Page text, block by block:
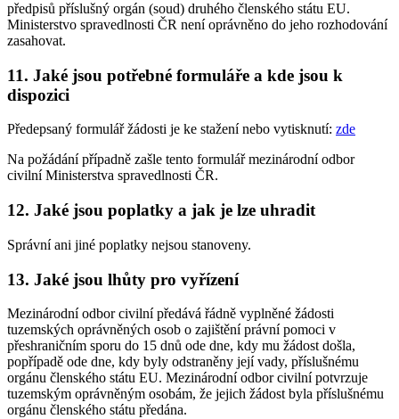
předpisů příslušný orgán (soud) druhého členského státu EU.
Ministerstvo spravedlnosti ČR není oprávněno do jeho rozhodování
zasahovat.
11. Jaké jsou potřebné formuláře a kde jsou k
dispozici
Předepsaný formulář žádosti je ke stažení nebo vytisknutí: zde
Na požádání případně zašle tento formulář mezinárodní odbor
civilní Ministerstva spravedlnosti ČR.
12. Jaké jsou poplatky a jak je lze uhradit
Správní ani jiné poplatky nejsou stanoveny.
13. Jaké jsou lhůty pro vyřízení
Mezinárodní odbor civilní předává řádně vyplněné žádosti
tuzemských oprávněných osob o zajištění právní pomoci v
přeshraničním sporu do 15 dnů ode dne, kdy mu žádost došla,
popřípadě ode dne, kdy byly odstraněny její vady, příslušnému
orgánu členského státu EU. Mezinárodní odbor civilní potvrzuje
tuzemským oprávněným osobám, že jejich žádost byla příslušnému
orgánu členského státu předána.